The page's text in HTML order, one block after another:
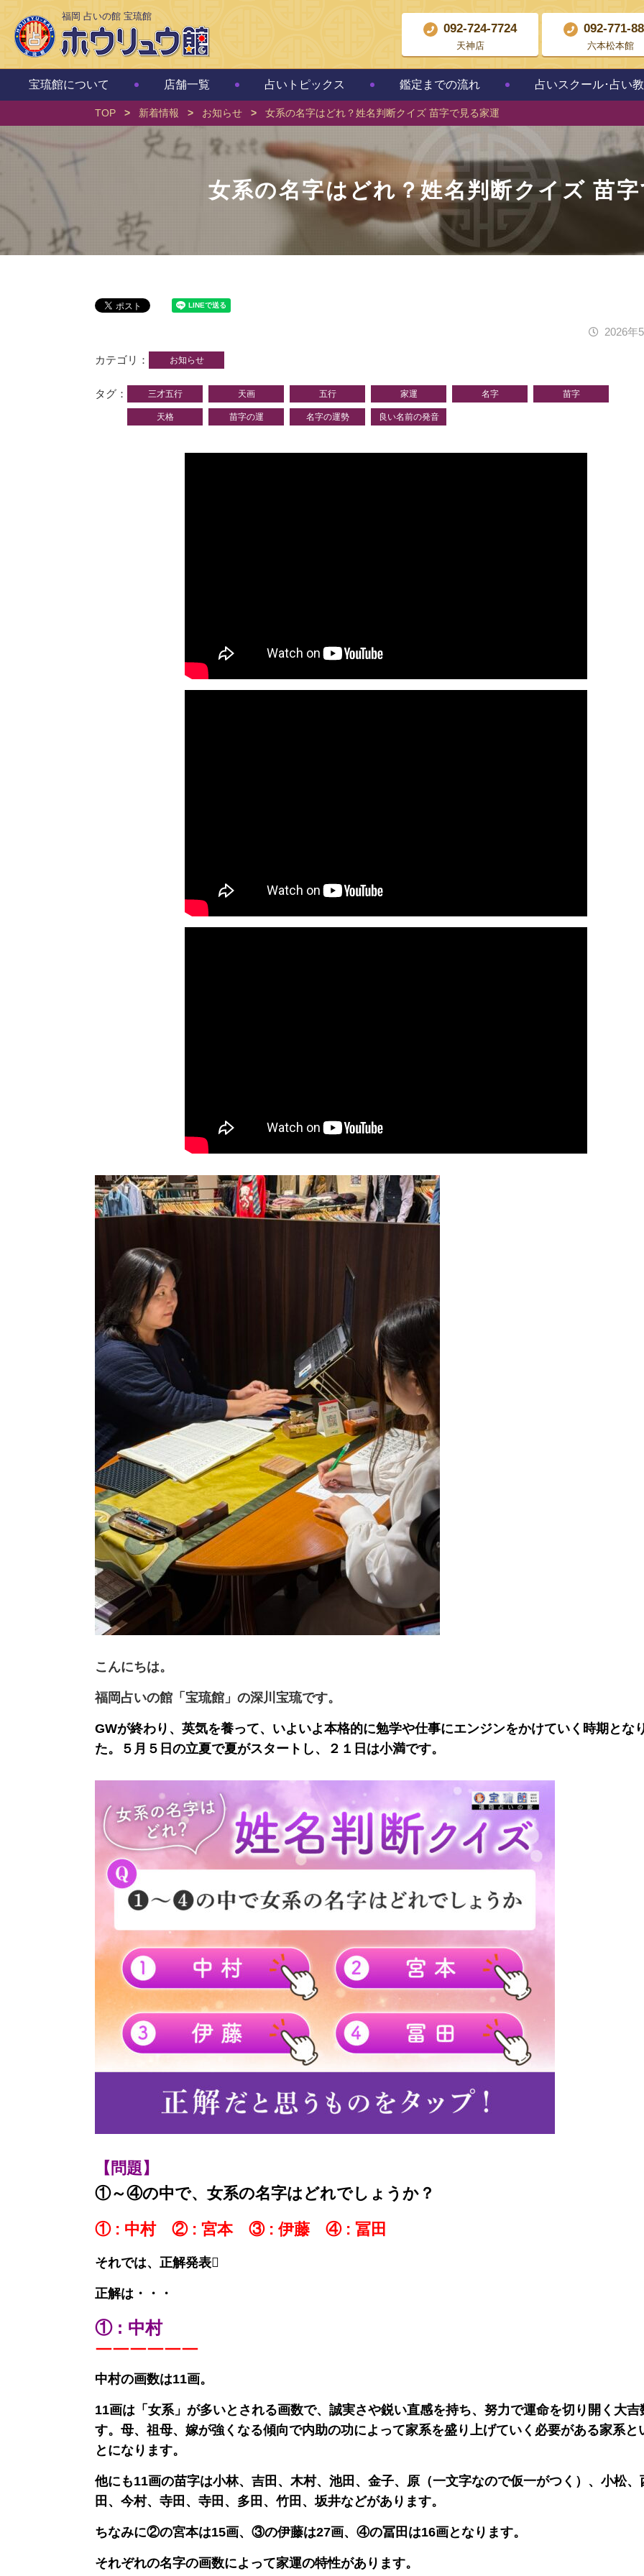
福岡 占いの館 宝琉館
092-724-7724
天神店
092-771-
六本松本館
宝琉館について 店舗一覧 占いトピックス 鑑定までの流れ 占いスクール･占い
TOP > 新着情報 > お知らせ > 女系の名字はどれ？姓名判断クイズ 苗字で見る家運
女系の名字はどれ？姓名判断クイズ 苗
2026年
カテゴリ お知らせ
タグ 三才五行 天画 五行 家運 名字 苗字
天格 苗字の運 名字の運勢 良い名前の発音
こんにちは。
福岡占いの館「宝琉館」の深川宝琉です。
GWが終わり、英気を養って、いよいよ本格的に勉学や仕事にエンジンをかけていく時期とな
た。５月５日の立夏で夏がスタートし、２１日は小満です。
【問題】
①～④の中で、女系の名字はどれでしょうか？
① : 中村 ② : 宮本 ③ : 伊藤 ④ : 冨田
それでは、正解発表
正解は・・・
① : 中村
￣￣￣￣￣￣
中村の画数は11画。
11画は「女系」が多いとされる画数で、誠実さや鋭い直感を持ち、努力で運命を切り開く大吉
す。母、祖母、嫁が強くなる傾向で内助の功によって家系を盛り上げていく必要がある家系と
とになります。
他にも11画の苗字は小林、吉田、木村、池田、金子、原（一文字なので仮一がつく）、小松、
田、今村、寺田、寺田、多田、竹田、坂井などがあります。
ちなみに②の宮本は15画、③の伊藤は27画、④の冨田は16画となります。
それぞれの名字の画数によって家運の特性があります。